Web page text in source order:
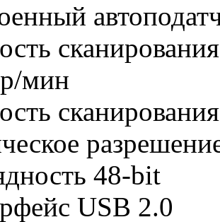
мин
48-bit
USB 2.0